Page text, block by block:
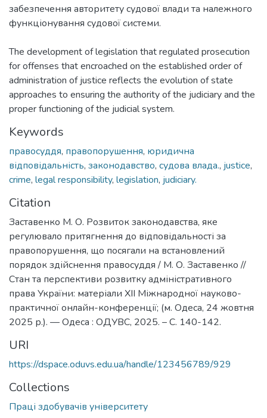
забезпечення авторитету судової влади та належного
функціонування судової системи.
The development of legislation that regulated prosecution
for offenses that encroached on the established order of
administration of justice reflects the evolution of state
approaches to ensuring the authority of the judiciary and the
proper functioning of the judicial system.
Keywords
правосуддя, правопорушення, юридична
відповідальність, законодавство, судова влада., justice,
crime, legal responsibility, legislation, judiciary.
Citation
Заставенко М. О. Розвиток законодавства, яке
регулювало притягнення до відповідальності за
правопорушення, що посягали на встановлений
порядок здійснення правосуддя / М. О. Заставенко //
Стан та перспективи розвитку адміністративного
права України: матеріали ХІІ Міжнародної науково-
практичної онлайн-конференції; (м. Одеса, 24 жовтня
2025 р.). — Одеса : ОДУВС, 2025. – С. 140-142.
URI
https://dspace.oduvs.edu.ua/handle/123456789/929
Collections
Праці здобувачів університету